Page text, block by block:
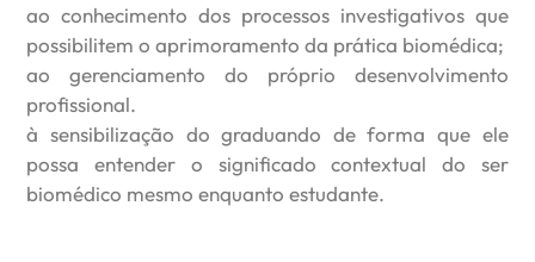
ao conhecimento dos processos investigativos que
possibilitem o aprimoramento da prática biomédica;
ao gerenciamento do próprio desenvolvimento
profissional.
à sensibilização do graduando de forma que ele
possa entender o significado contextual do ser
biomédico mesmo enquanto estudante.